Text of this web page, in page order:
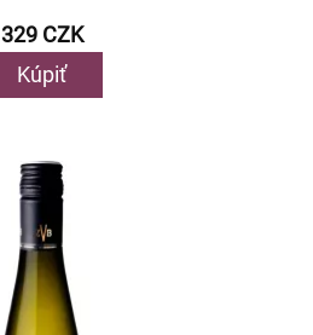
329 CZK
Kúpiť